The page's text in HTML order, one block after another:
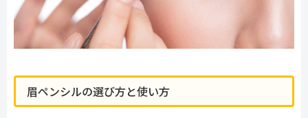
眉ペンシルの選び方と使い方